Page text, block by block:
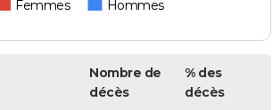
Femmes Hommes
Nombre de
décès
% des
décès